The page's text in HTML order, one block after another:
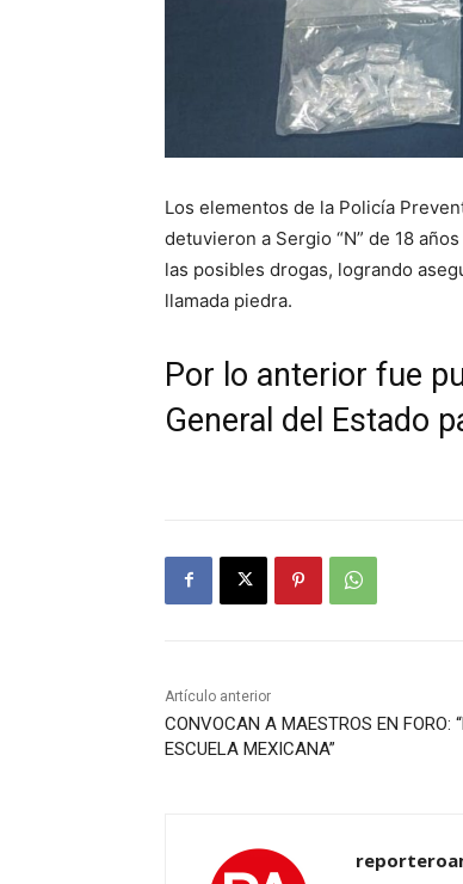
Los elementos de la Policía
detuvieron a Sergio “N” de 18
las posibles drogas, logrando
llamada piedra.
Por lo anterior fue
General del Estado
Artículo anterior
CONVOCAN A MAESTROS EN FORO:
ESCUELA MEXICANA”